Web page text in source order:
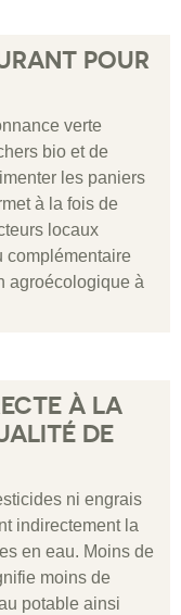
POUR
verte
bio et de
les paniers
à la fois de
locaux
complémentaire
agroécologique à
À LA
DE
ni engrais
indirectement la
en eau. Moins de
moins de
potable ainsi